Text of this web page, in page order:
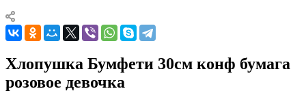
Хлопушка Бумфети 30см конф бумага
розовое девочка